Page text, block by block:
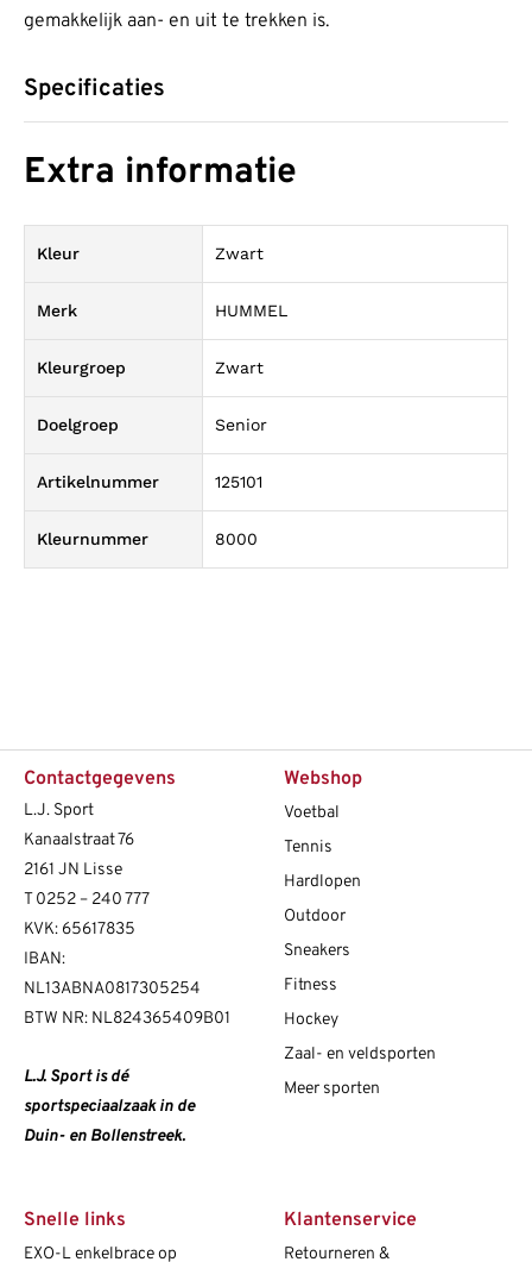
gemakkelijk aan- en uit te trekken is.
Specificaties
Extra informatie
Kleur Zwart
Merk HUMMEL
Kleurgroep Zwart
Doelgroep Senior
Artikelnummer 125101
Kleurnummer 8000
Contactgegevens
L.J. Sport
Kanaalstraat 76
2161 JN Lisse
T 0252 – 240 777
KVK: 65617835
IBAN:
NL13ABNA0817305254
BTW NR: NL824365409B01
L.J. Sport is dé
sportspeciaalzaak in de
Duin- en Bollenstreek.
Webshop
Voetbal
Tennis
Hardlopen
Outdoor
Sneakers
Fitness
Hockey
Zaal- en veldsporten
Meer sporten
Snelle links
EXO-L enkelbrace op
Klantenservice
Retourneren &